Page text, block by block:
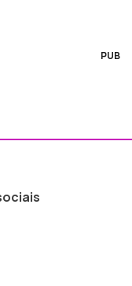
PUB
ao